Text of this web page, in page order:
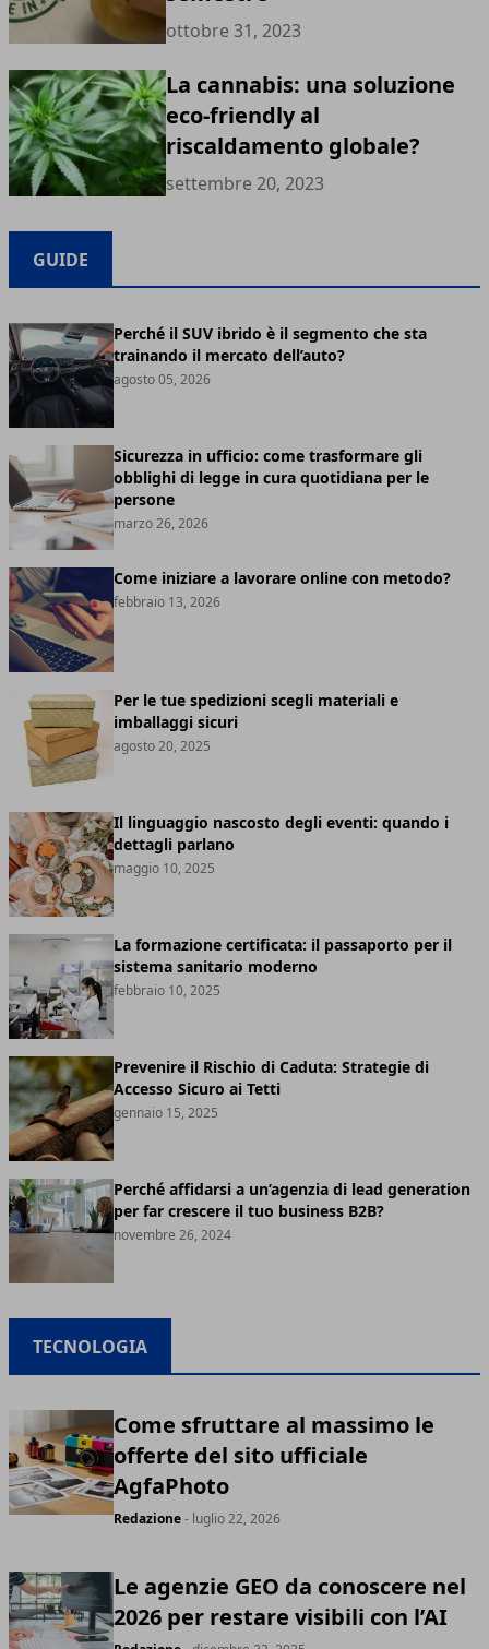
ottobre 31, 2023
La cannabis: una soluzione
eco-friendly al
riscaldamento globale?
settembre 20, 2023
GUIDE
Perché il SUV ibrido è il segmento che sta
trainando il mercato dell’auto?
agosto 05, 2026
Sicurezza in ufficio: come trasformare gli
obblighi di legge in cura quotidiana per le
persone
marzo 26, 2026
Come iniziare a lavorare online con metodo?
febbraio 13, 2026
Per le tue spedizioni scegli materiali e
imballaggi sicuri
agosto 20, 2025
Il linguaggio nascosto degli eventi: quando i
dettagli parlano
maggio 10, 2025
La formazione certificata: il passaporto per il
sistema sanitario moderno
febbraio 10, 2025
Prevenire il Rischio di Caduta: Strategie di
Accesso Sicuro ai Tetti
gennaio 15, 2025
Perché affidarsi a un’agenzia di lead generation
per far crescere il tuo business B2B?
novembre 26, 2024
TECNOLOGIA
Come sfruttare al massimo le
offerte del sito ufficiale
AgfaPhoto
Redazione- luglio 22, 2026
Le agenzie GEO da conoscere nel
2026 per restare visibili con l’AI